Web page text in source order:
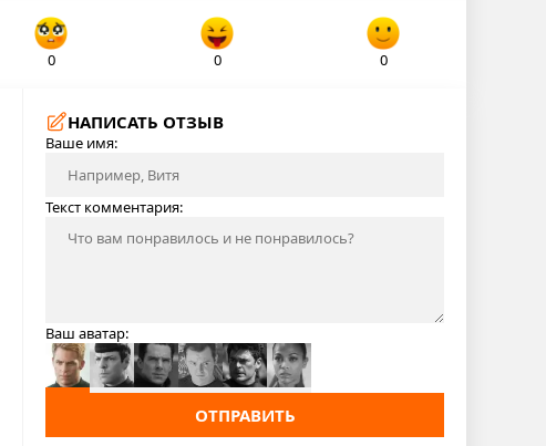
0 0 0
НАПИСАТЬ ОТЗЫВ
Ваше имя:
Текст комментария:
Ваш аватар:
ОТПРАВИТЬ